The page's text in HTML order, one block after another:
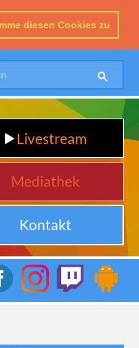
diesen Cookies zu
Livestream
Mediathek
Kontakt